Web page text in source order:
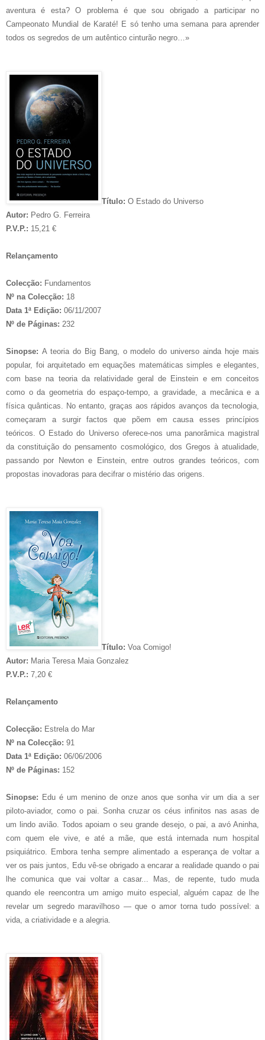
aventura é esta? O problema é que sou obrigado a participar no
Campeonato Mundial de Karaté! E só tenho uma semana para aprender
todos os segredos de um autêntico cinturão negro…»
Título: O Estado do Universo
Autor: Pedro G. Ferreira
P.V.P.: 15,21 €
Relançamento
Colecção: Fundamentos
Nº na Colecção: 18
Data 1ª Edição: 06/11/2007
Nº de Páginas: 232
Sinopse: A teoria do Big Bang, o modelo do universo ainda hoje mais
popular, foi arquitetado em equações matemáticas simples e elegantes,
com base na teoria da relatividade geral de Einstein e em conceitos
como o da geometria do espaço-tempo, a gravidade, a mecânica e a
física quânticas. No entanto, graças aos rápidos avanços da tecnologia,
começaram a surgir factos que põem em causa esses princípios
teóricos. O Estado do Universo oferece-nos uma panorâmica magistral
da constituição do pensamento cosmológico, dos Gregos à atualidade,
passando por Newton e Einstein, entre outros grandes teóricos, com
propostas inovadoras para decifrar o mistério das origens.
Título: Voa Comigo!
Autor: Maria Teresa Maia Gonzalez
P.V.P.: 7,20 €
Relançamento
Colecção: Estrela do Mar
Nº na Colecção: 91
Data 1ª Edição: 06/06/2006
Nº de Páginas: 152
Sinopse: Edu é um menino de onze anos que sonha vir um dia a ser
piloto-aviador, como o pai. Sonha cruzar os céus infinitos nas asas de
um lindo avião. Todos apoiam o seu grande desejo, o pai, a avó Aninha,
com quem ele vive, e até a mãe, que está internada num hospital
psiquiátrico. Embora tenha sempre alimentado a esperança de voltar a
ver os pais juntos, Edu vê-se obrigado a encarar a realidade quando o pai
lhe comunica que vai voltar a casar... Mas, de repente, tudo muda
quando ele reencontra um amigo muito especial, alguém capaz de lhe
revelar um segredo maravilhoso — que o amor torna tudo possível: a
vida, a criatividade e a alegria.